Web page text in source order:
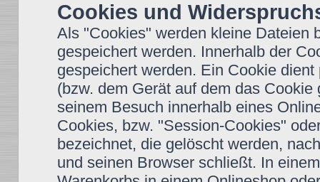
Cookies und
Als "Cookies" werden kleine Dateien
gespeichert werden. Innerhalb der
gespeichert werden. Ein Cookie
(bzw. dem Gerät auf dem das
seinem Besuch innerhalb eines
Cookies, bzw. "Session-Cookies"
bezeichnet, die gelöscht werden,
und seinen Browser schließt. In